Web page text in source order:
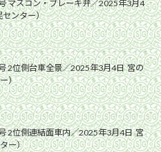
マスコン・ブレーキ弁／2025年3月4
センター）
2位側台車全景／2025年3月4日 宮の
）
2位側連結面車内／2025年3月4日 宮
ー）